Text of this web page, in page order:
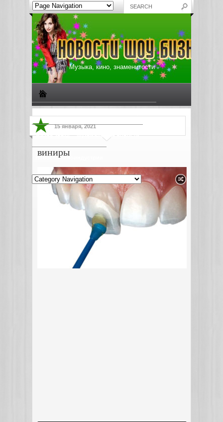
Музыка, кино, знаменитости
Жизнь звезд Музыкальные новости
Новости киноиндустрии
15 января, 2021
виниры